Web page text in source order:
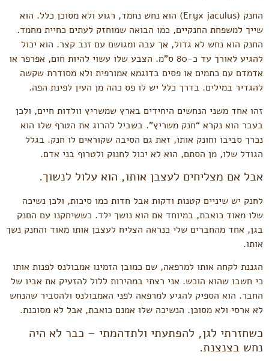
החנק (Eryx jaculus) הוא נחש נחמד, רגוע ולא מסוכן כלל. הוא
שייך למשפחת החנקיים, כמו הבואה שמוחזק לעתים כחיית מחמד.
החנק הוא נחש לא גדול, אך עבה ומגושם עם זנב קצר. הוא יכול
להגיע לאורך עד כ-80 ס”מ. הצבע שלו עשוי להיות חום, אפרפר או
אדמדם עם כתמים או פסים בדוגמא אמורפית ולא מסודרת שקשה
להגדיר במילים. בדרך כלל יש לו פס כהה מן העין לפינת הפה.
זהו אחד משני הנחשים היחידים בארץ שמשריץ וולדות חיים, ולכן
בעבר הוא נקרא “חנק משריץ”. בשביל להרוג את הטרף שלו הוא
נכרך סביבו וחונק אותו, זאת גם הסיבה שקוראים לו חנק. בגלל
הגודל שלו, מן הסתם, הוא לא יכול לחנוק ולטרוף בני אדם.
אבל אם מצליחים לעצבן אותו, הוא עלול לנשוך.
לחנק יש שיניים קטנות ודקות אבל חדות כמו סיכות, ולכן נשיכה
שלו מאוד כואבת, במיוחד אם הוא נושך ילד. כששיחקנו עם החנק
בגן, אחד מהחברים שלי כנראה הצליח לעצבן אותו מאוד והחנק נשך
אותו.
הגננת לקחה אותו למרפאה, שם כמובן הזמינו אמבולנס לפנות אותו
כי חשבו שהוא הוכש. אני רצתי במהירות ללול להזעיק את אביו של
החבר. הוא הספיק להגיע למרפאה לפני האמבולנס ולהסביר שהנחש
לא ארסי ולא מסוכן. הנשיכה שלו אמנם כואבת, אבל לא מסוכנת.
כשחזרתי לגן, להפתעתי ולתדהמתי – כבר לא היה
נחש בצנצנת.